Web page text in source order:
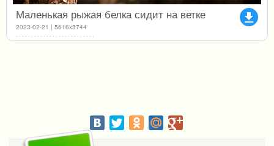
file_download
Маленькая рыжая белка сидит на ветке
2023-02-21 | 5616x3744